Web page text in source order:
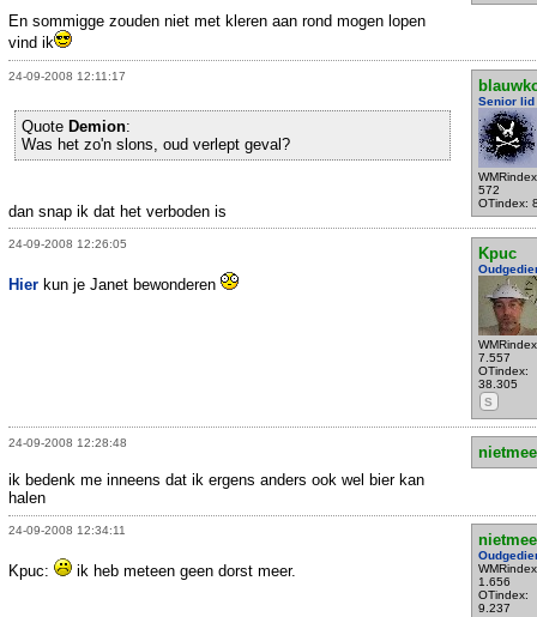
En sommigge zouden niet met kleren aan rond mogen lopen
vind ik
24-09-2008 12:11:17
Senior lid
572
OTindex:
Quote Demion:
Was het zo'n slons, oud verlept geval?
dan snap ik dat het verboden is
24-09-2008 12:26:05
Kpuc
7.557
OTindex:
38.305
S
Hier kun je Janet bewonderen
24-09-2008 12:28:48
ik bedenk me inneens dat ik ergens anders ook wel bier kan
halen
24-09-2008 12:34:11
1.656
OTindex:
9.237
Kpuc: ik heb meteen geen dorst meer.